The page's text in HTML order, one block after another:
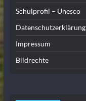
Schulprofil – Unesco
Datenschutzerklärung
Impressum
Bildrechte